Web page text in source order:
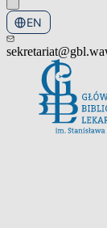
EN
PL